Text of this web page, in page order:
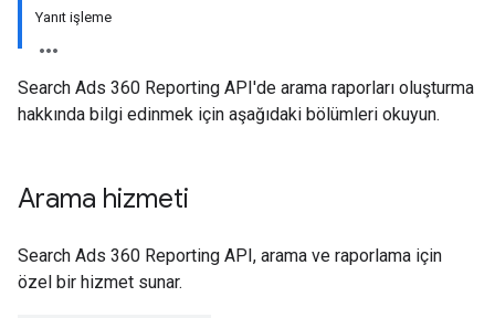
Yanıt işleme
Search Ads 360 Reporting API'de arama raporları oluşturma
hakkında bilgi edinmek için aşağıdaki bölümleri okuyun.
Arama hizmeti
Search Ads 360 Reporting API, arama ve raporlama için
özel bir hizmet sunar.